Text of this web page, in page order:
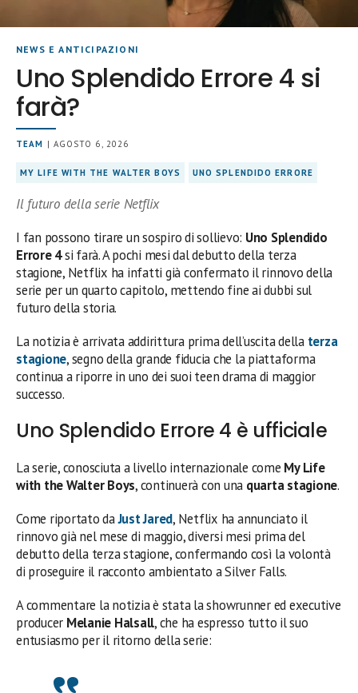
NEWS E ANTICIPAZIONI
Uno Splendido Errore 4 si
farà?
TEAM | AGOSTO 6, 2026
MY LIFE WITH THE WALTER BOYS UNO SPLENDIDO ERRORE
Il futuro della serie Netflix
I fan possono tirare un sospiro di sollievo: Uno Splendido
Errore 4si farà. A pochi mesi dal debutto della terza
stagione, Netflix ha infatti già confermato il rinnovo della
serie per un quarto capitolo, mettendo fine ai dubbi sul
futuro della storia.
La notizia è arrivata addirittura prima dell’uscita della terza
stagione, segno della grande fiducia che la piattaforma
continua a riporre in uno dei suoi teen drama di maggior
successo.
Uno Splendido Errore 4 è ufficiale
La serie, conosciuta a livello internazionale come My Life
with the Walter Boys, continuerà con una quarta stagione.
Come riportato daJust Jared, Netflix ha annunciato il
rinnovo già nel mese di maggio, diversi mesi prima del
debutto della terza stagione, confermando così la volontà
di proseguire il racconto ambientato a Silver Falls.
A commentare la notizia è stata la showrunner ed executive
producer Melanie Halsall, che ha espresso tutto il suo
entusiasmo per il ritorno della serie: